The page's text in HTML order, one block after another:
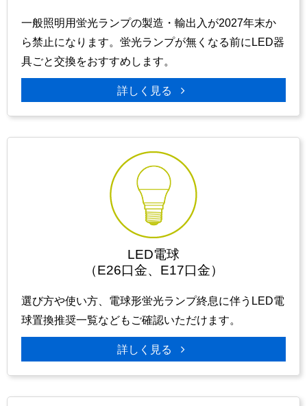
一般照明用蛍光ランプの製造・輸出入が2027年末か
ら禁止になります。蛍光ランプが無くなる前にLED器
具ごと交換をおすすめします。
詳しく見る
LED電球
（E26口金、E17口金）
選び方や使い方、電球形蛍光ランプ終息に伴うLED電
球置換推奨一覧などもご確認いただけます。
詳しく見る